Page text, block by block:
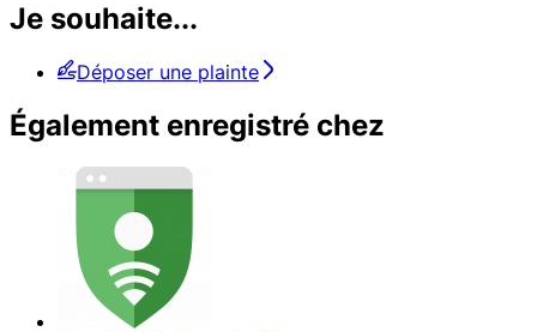
Je souhaite...
Déposer une plainte
Également enregistré chez